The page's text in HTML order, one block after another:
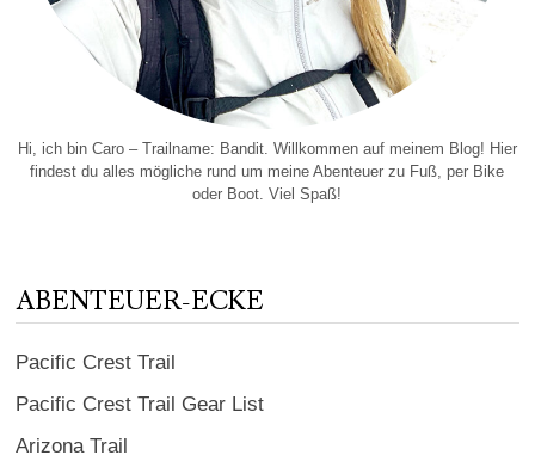
Hi, ich bin Caro – Trailname: Bandit. Willkommen auf meinem Blog! Hier
findest du alles mögliche rund um meine Abenteuer zu Fuß, per Bike
oder Boot. Viel Spaß!
ABENTEUER-ECKE
Pacific Crest Trail
Pacific Crest Trail Gear List
Arizona Trail